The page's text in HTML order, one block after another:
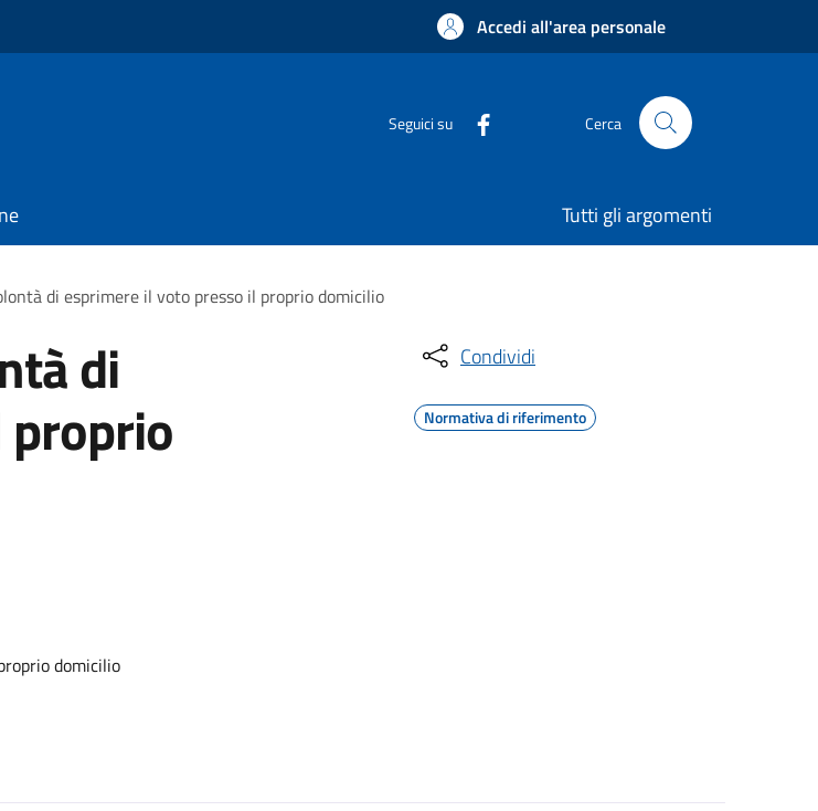
Accedi all'area personale
Seguici su Cerca
Tutti gli argomenti
di esprimere il voto presso il proprio domicilio
di
domicilio
Condividi
Normativa di riferimento